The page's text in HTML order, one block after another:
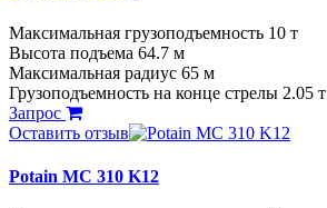
Максимальная грузоподъемность 10 т
Высота подъема 64.7 м
Максимальная радиус 65 м
Грузоподъемность на конце стрелы 2.05 т
Запрос
Оставить отзыв
Potain MC 310 K12